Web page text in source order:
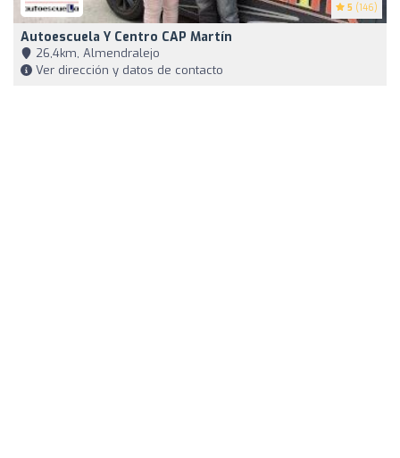
5 (146)
Autoescuela Y Centro CAP Martín
26,4km, Almendralejo
Ver dirección y datos de contacto